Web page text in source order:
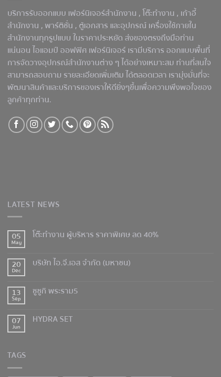
บริการรับออกแบบ เฟอร์นิเจอร์สำนักงาน ,โต๊ะทำงาน , เก้าอี้
สำนักงาน , พาร์ติชั่น , ตู้เอกสาร และอุปกรณ์ เครื่องใช้ภายใน
สำนักงานทุกรูปแบบ ในราคาประหยัด ส่งของตรงถึงมือท่าน
แน่นอน ไอแอมป์ ออฟฟิศ เฟอร์นิเจอร์ เรามีบริการ ออกแบบพื้นที่
การจัดวางอุปกรณ์สำนักงานต่าง ๆ ได้อย่างเหมาะสม ท่านที่สนใจ
สามารถสอบถาม รายละเอียดเพิ่มเติม ได้ตลอดเวลา เรามุ่งมั่นที่จะ
พัฒนาสินค้าและบริการของเราให้ดียิ่งๆขึ้นเพื่อความพึงพอใจของ
ลูกค้าทุกท่าน.
LATEST NEWS
05
May
โต๊ะทำงาน ผู้บริหาร ราคาพิเศษ ลด 40%
20
Dec
บริษัท ไอ.จี.เอส จำกัด (มหาชน)
13
Sep
ซูซูกิ พระราม5
07
Jun
HYDRA SET
TAGS